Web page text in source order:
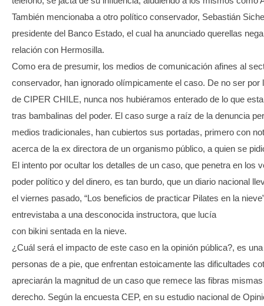
También mencionaba a otro político conservador, Sebastián
presidente del Banco Estado, el cual ha anunciado querellas
relación con Hermosilla.
Como era de presumir, los medios de comunicación afines al
conservador, han ignorado olímpicamente el caso. De no ser por
de CIPER CHILE, nunca nos hubiéramos enterado de lo que
tras bambalinas del poder. El caso surge a raíz de la denuncia
medios tradicionales, han cubiertos sus portadas, primero con
acerca de la ex directora de un organismo público, a quien se
El intento por ocultar los detalles de un caso, que penetra en los
poder político y del dinero, es tan burdo, que un diario nacional
el viernes pasado, “Los beneficios de practicar Pilates en la
entrevistaba a una desconocida instructora, que lucía
con bikini sentada en la nieve.
¿Cuál será el impacto de este caso en la opinión pública?, es
personas de a pie, que enfrentan estoicamente las dificultades
apreciarán la magnitud de un caso que remece las fibras
derecho. Según la encuesta CEP, en su estudio nacional de